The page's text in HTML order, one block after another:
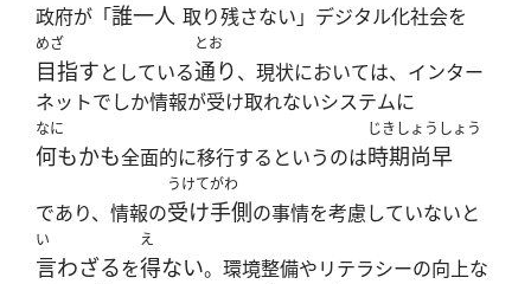
政府が「誰一人 取り残さない」デジタル化社会を
めざ
目指すとしている
とお
通り、現状においては、インター
ネットでしか情報が受け取れないシステムに
なに
何もかも全面的に移行するというのは
じきしょうしょう
時期尚早
であり、情報の
うけてがわ
受け手側の事情を考慮していないと
い
言わざるを
え
得ない。環境整備やリテラシーの向上な